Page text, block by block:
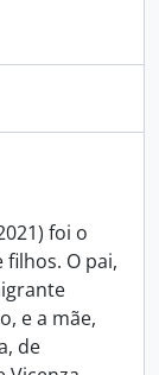
foi o
O pai,
e a mãe,
de